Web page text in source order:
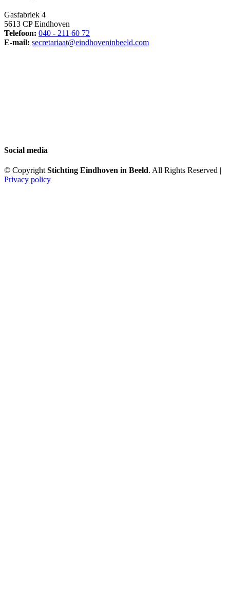
Gasfabriek 4
5613 CP Eindhoven
Telefoon: 040 - 211 60 72
E-mail: secretariaat@eindhoveninbeeld.com
Social media
© Copyright Stichting Eindhoven in Beeld. All Rights Reserved |
Privacy policy